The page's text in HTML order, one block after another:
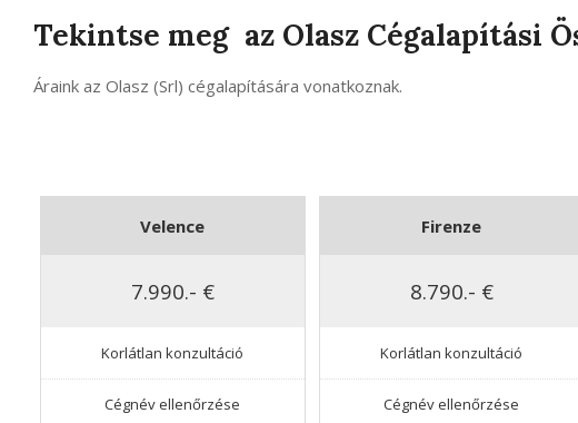
Tekintse meg az Olasz Cégalapítási
Áraink az Olasz (Srl) cégalapítására vonatkoznak.
Velence
7.990.- €
Korlátlan konzultáció
Cégnév ellenőrzése
Firenze
8.790.- €
Korlátlan konzultáció
Cégnév ellenőrzése